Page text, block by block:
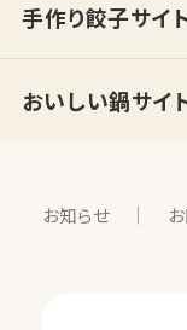
手作り餃子サイ
おいしい鍋サイ
お知らせ